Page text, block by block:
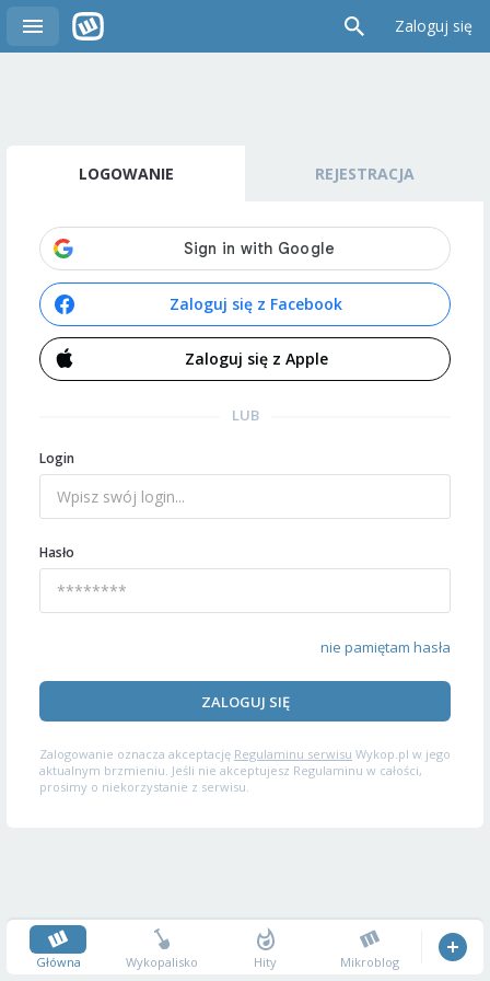
Zaloguj się
LOGOWANIE REJESTRACJA
Zaloguj się z Facebook
Zaloguj się z Apple
LUB
Login
Hasło
nie pamiętam hasła
ZALOGUJ SIĘ
Zalogowanie oznacza akceptację Regulaminu serwisu Wykop.pl w jego
aktualnym brzmieniu. Jeśli nie akceptujesz Regulaminu w całości,
prosimy o niekorzystanie z serwisu.
Główna Wykopalisko Hity Mikroblog